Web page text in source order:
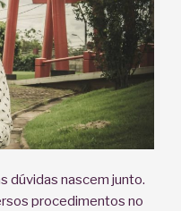
dúvidas nascem junto.
procedimentos no